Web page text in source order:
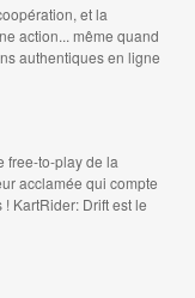
et la
action... même quand
authentiques en ligne
free-to-play de la
acclamée qui compte
KartRider: Drift est le